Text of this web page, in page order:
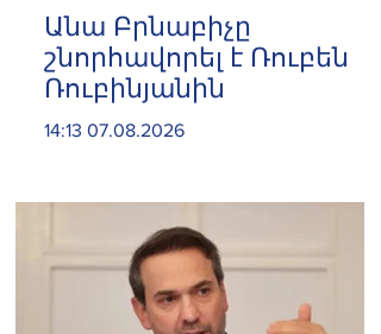
Անա Բրնաբիչը
շնորհավորել է Ռուբեն
Ռուբինյանին
14:13 07.08.2026